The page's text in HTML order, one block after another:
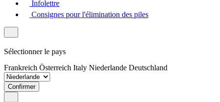
Infolettre
Consignes pour l'élimination des piles
Sélectionner le pays
Frankreich Österreich Italy Niederlande Deutschland
Confirmer